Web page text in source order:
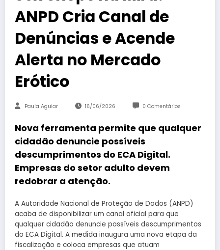
ANPD Cria Canal de
Denúncias e Acende
Alerta no Mercado
Erótico
Paula Aguiar 16/06/2026 0 Comentários
Nova ferramenta permite que qualquer
cidadão denuncie possíveis
descumprimentos do ECA Digital.
Empresas do setor adulto devem
redobrar a atenção.
A Autoridade Nacional de Proteção de Dados (ANPD)
acaba de disponibilizar um canal oficial para que
qualquer cidadão denuncie possíveis descumprimentos
do ECA Digital. A medida inaugura uma nova etapa da
fiscalização e coloca empresas que atuam